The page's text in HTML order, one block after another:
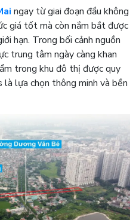
ngay từ giai đoạn đầu không
giá tốt mà còn nắm bắt được
hạn. Trong bối cảnh nguồn
trung tâm ngày càng khan
trong khu đô thị được quy
là lựa chọn thông minh và bền